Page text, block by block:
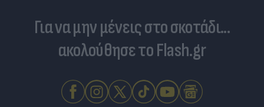
Για να μην μένεις στο σκοτάδι...
ακολούθησε το Flash.gr